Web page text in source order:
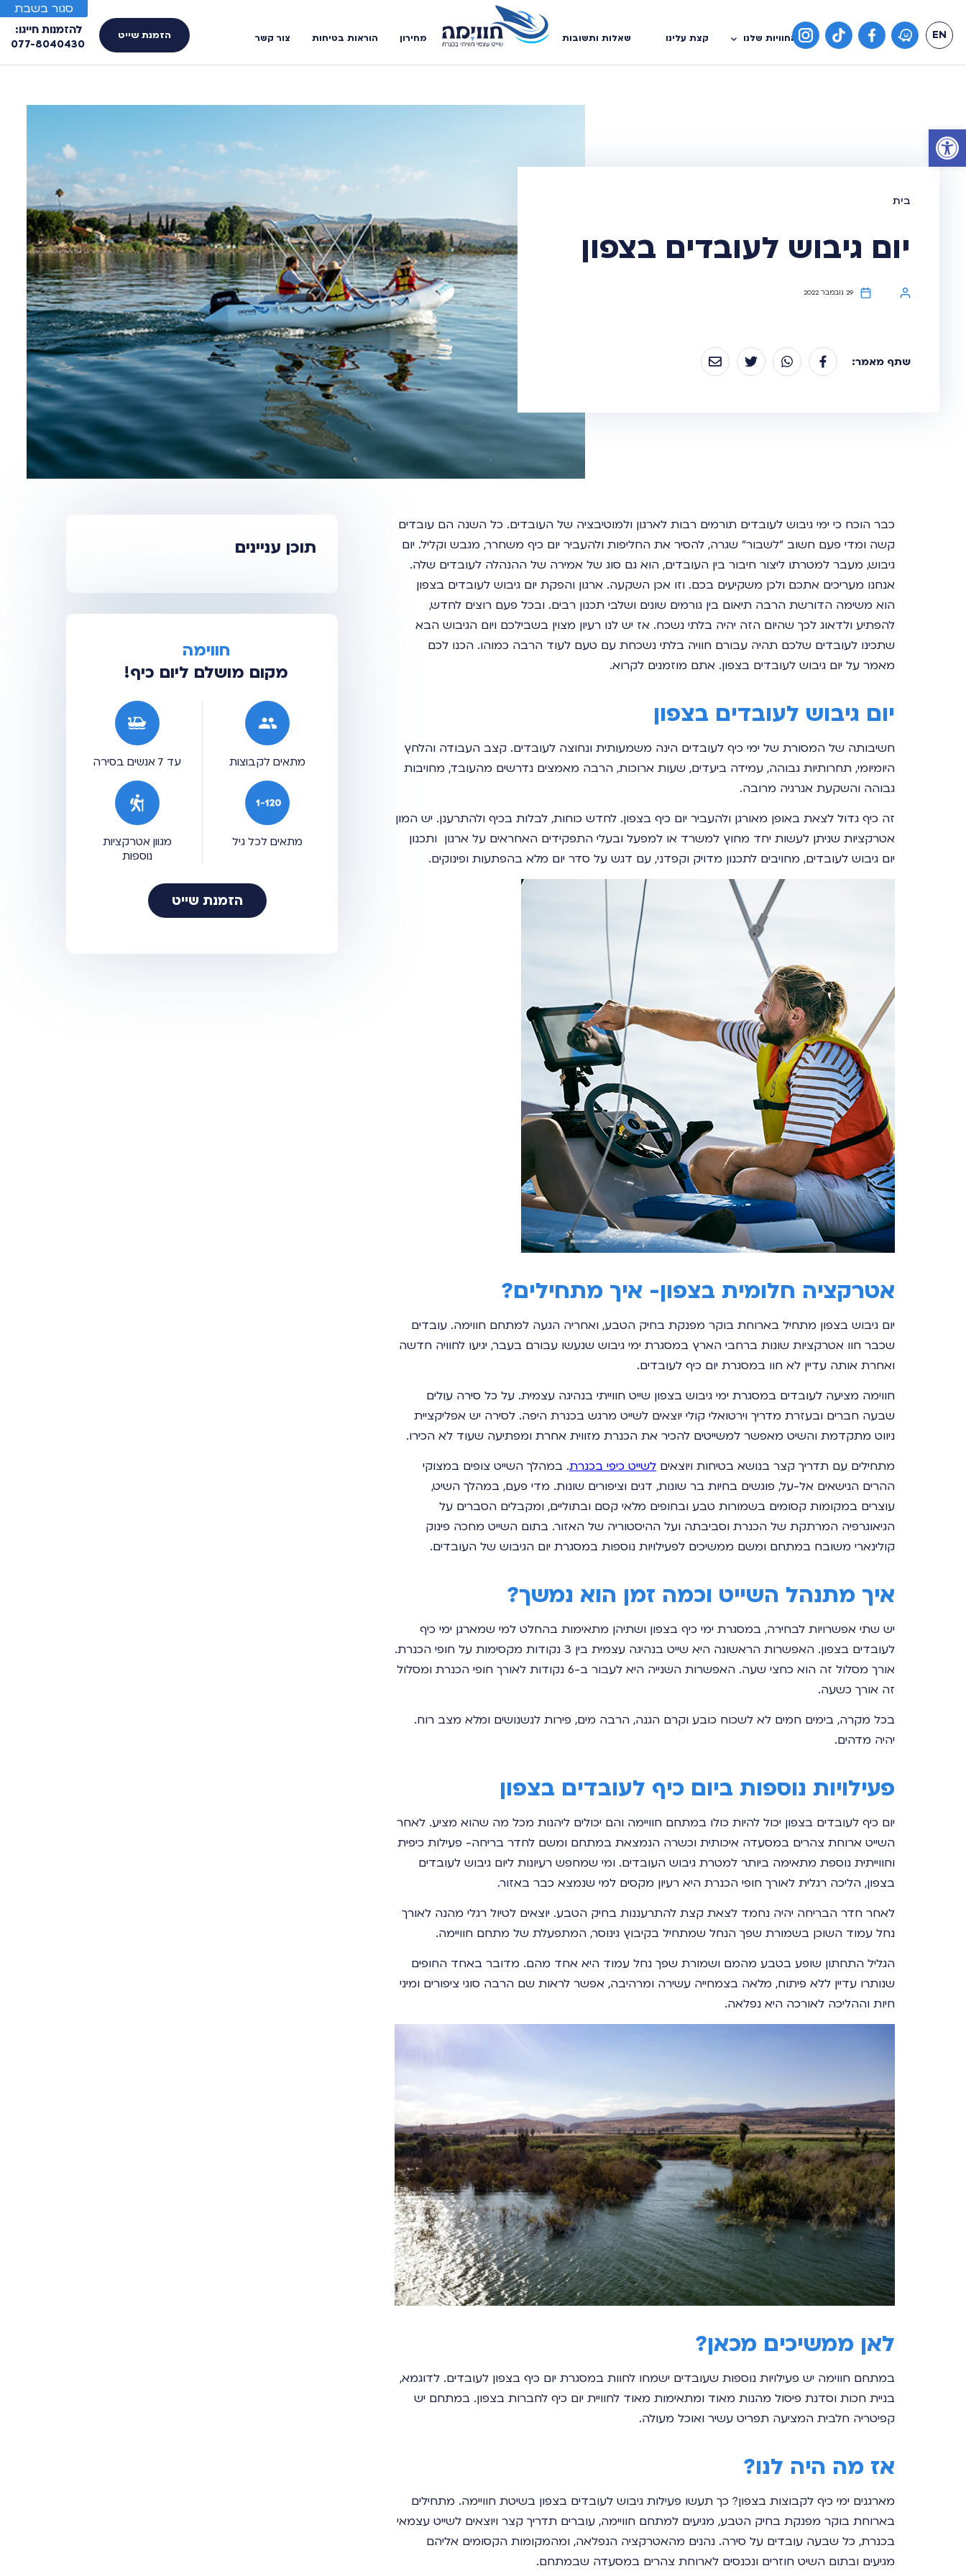
פתח סרגל נגישות
סגור בשבת
EN הזמנת שייט להזמנות חייגו:
077-8040430 החוויות שלנו קצת עלינו שאלות ותשובות מחירון הוראות בטיחות צור קשר
יום גיבוש לעובדים בצפון
29 נובמבר 2022
שתף מאמר:
כבר הוכח כי ימי גיבוש לעובדים תורמים רבות לארגון ולמוטיבציה של העובדים. כל השנה הם עובדים
קשה ומדי פעם חשוב "לשבור" שגרה, להסיר את החליפות ולהעביר יום כיף משחרר, מגבש וקליל. יום
גיבוש, מעבר למטרתו ליצור חיבור בין העובדים, הוא גם סוג של אמירה של ההנהלה לעובדים שלה.
אנחנו מעריכים אתכם ולכן משקיעים בכם. וזו אכן השקעה. ארגון והפקת יום גיבוש לעובדים בצפון
הוא משימה הדורשת הרבה תיאום בין גורמים שונים ושלבי תכנון רבים. ובכל פעם רוצים לחדש,
להפתיע ולדאוג לכך שהיום הזה יהיה בלתי נשכח. אז יש לנו רעיון מצוין בשבילכם ויום הגיבוש הבא
שתכינו לעובדים שלכם תהיה עבורם חוויה בלתי נשכחת עם טעם לעוד הרבה כמוהו. הכנו לכם
מאמר על יום גיבוש לעובדים בצפון. אתם מוזמנים לקרוא.
יום גיבוש לעובדים בצפון
חשיבותה של המסורת של ימי כיף לעובדים הינה משמעותית ונחוצה לעובדים. קצב העבודה והלחץ
היומיומי, תחרותיות גבוהה, עמידה ביעדים, שעות ארוכות, הרבה מאמצים נדרשים מהעובד, מחויבות
גבוהה והשקעת אנרגיה מרובה.
זה כיף גדול לצאת באופן מאורגן ולהעביר יום כיף בצפון. לחדש כוחות, לבלות בכיף ולהתרענן. יש המון
אטרקציות שניתן לעשות יחד מחוץ למשרד או למפעל ובעלי התפקידים האחראים על ארגון ותכנון
יום גיבוש לעובדים, מחויבים לתכנון מדויק וקפדני, עם דגש על סדר יום מלא בהפתעות ופינוקים.
אטרקציה חלומית בצפון- איך מתחילים?
יום גיבוש בצפון מתחיל בארוחת בוקר מפנקת בחיק הטבע, ואחריה הגעה למתחם חווימה. עובדים
שכבר חוו אטרקציות שונות ברחבי הארץ במסגרת ימי גיבוש שנעשו עבורם בעבר, יגיעו לחוויה חדשה
ואחרת אותה עדיין לא חוו במסגרת יום כיף לעובדים.
חווימה מציעה לעובדים במסגרת ימי גיבוש בצפון שייט חווייתי בנהיגה עצמית. על כל סירה עולים
שבעה חברים ובעזרת מדריך וירטואלי קולי יוצאים לשייט מרגש בכנרת היפה. לסירה יש אפליקציית
ניווט מתקדמת והשיט מאפשר למשייטים להכיר את הכנרת מזווית אחרת ומפתיעה שעוד לא הכירו.
מתחילים עם תדריך קצר בנושא בטיחות ויוצאים לשייט כיפי בכנרת. במהלך השייט צופים במצוקי
ההרים הנישאים אל-על, פוגשים בחיות בר שונות, דגים וציפורים שונות. מדי פעם, במהלך השיט,
עוצרים במקומות קסומים בשמורות טבע ובחופים מלאי קסם ובתוליים, ומקבלים הסברים על
הגיאוגרפיה המרתקת של הכנרת וסביבתה ועל ההיסטוריה של האזור. בתום השייט מחכה פינוק
קולינארי משובח במתחם ומשם ממשיכים לפעילויות נוספות במסגרת יום הגיבוש של העובדים.
איך מתנהל השייט וכמה זמן הוא נמשך?
יש שתי אפשרויות לבחירה, במסגרת ימי כיף בצפון ושתיהן מתאימות בהחלט למי שמארגן ימי כיף
לעובדים בצפון. האפשרות הראשונה היא שייט בנהיגה עצמית בין 3 נקודות מקסימות על חופי הכנרת.
אורך מסלול זה הוא כחצי שעה. האפשרות השנייה היא לעבור ב-6 נקודות לאורך חופי הכנרת ומסלול
זה אורך כשעה.
בכל מקרה, בימים חמים לא לשכוח כובע וקרם הגנה, הרבה מים, פירות לנשנושים ומלא מצב רוח.
יהיה מדהים.
פעילויות נוספות ביום כיף לעובדים בצפון
יום כיף לעובדים בצפון יכול להיות כולו במתחם חוויימה והם יכולים ליהנות מכל מה שהוא מציע. לאחר
השייט ארוחת צהרים במסעדה איכותית וכשרה הנמצאת במתחם ומשם לחדר בריחה- פעילות כיפית
וחווייתית נוספת מתאימה ביותר למטרת גיבוש העובדים. ומי שמחפש רעיונות ליום גיבוש לעובדים
בצפון, הליכה רגלית לאורך חופי הכנרת היא רעיון מקסים למי שנמצא כבר באזור.
לאחר חדר הבריחה יהיה נחמד לצאת קצת להתרעננות בחיק הטבע. יוצאים לטיול רגלי מהנה לאורך
נחל עמוד השוכן בשמורת שפך הנחל שמתחיל בקיבוץ גינוסר, המתפעלת של מתחם חוויימה.
הגליל התחתון שופע בטבע מהמם ושמורת שפך נחל עמוד היא אחד מהם. מדובר באחד החופים
שנותרו עדיין ללא פיתוח, מלאה בצמחייה עשירה ומרהיבה, אפשר לראות שם הרבה סוגי ציפורים ומיני
חיות וההליכה לאורכה היא נפלאה.
לאן ממשיכים מכאן?
במתחם חווימה יש פעילויות נוספות שעובדים ישמחו לחוות במסגרת יום כיף בצפון לעובדים. לדוגמא,
בניית חכות וסדנת פיסול מהנות מאוד ומתאימות מאוד לחוויית יום כיף לחברות בצפון. במתחם יש
קפיטריה חלבית המציעה תפריט עשיר ואוכל מעולה.
אז מה היה לנו?
מארגנים ימי כיף לקבוצות בצפון? כך תעשו פעילות גיבוש לעובדים בצפון בשיטת חוויימה. מתחילים
בארוחת בוקר מפנקת בחיק הטבע, מגיעים למתחם חוויימה, עוברים תדריך קצר ויוצאים לשייט עצמאי
בכנרת, כל שבעה עובדים על סירה. נהנים מהאטרקציה הנפלאה, ומהמקומות הקסומים אליהם
מגיעים ובתום השיט חוזרים ונכנסים לארוחת צהרים במסעדה שבמתחם.
תוכן עניינים
חווימה
מקום מושלם ליום כיף!
מתאים לקבוצות עד 7 אנשים בסירה
מתאים לכל גיל
מגוון אטרקציות
נוספות
הזמנת שייט